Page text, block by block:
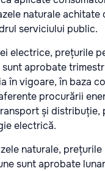
naturale achitate
serviciului public.
electrice, prețurile
aprobate
în vigoare, în baza
procurării
și distribuție,
electrică.
naturale,
sunt aprobate